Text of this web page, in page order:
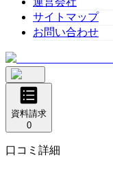
サイトマップ
お問い合わせ
資料請求
0
口コミ詳細